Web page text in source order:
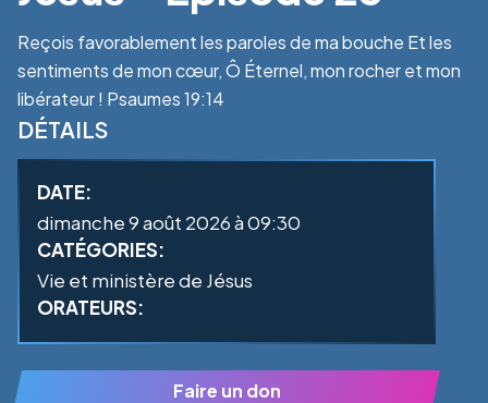
Reçois favorablement les paroles de ma bouche Et les
sentiments de mon cœur, Ô Éternel, mon rocher et mon
libérateur ! Psaumes 19:14
DÉTAILS
DATE:
dimanche 9 août 2026 à 09:30
CATÉGORIES:
Vie et ministère de Jésus
ORATEURS:
Faire un don